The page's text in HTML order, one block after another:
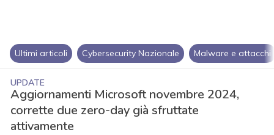
Ultimi articoli Cybersecurity Nazionale Malware e attacchi
UPDATE
Aggiornamenti Microsoft novembre 2024,
corrette due zero-day già sfruttate
attivamente